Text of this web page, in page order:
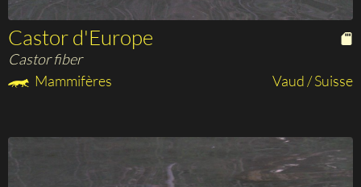
Castor d'Europe
Castor fiber
Mammifères
Vaud / Suisse